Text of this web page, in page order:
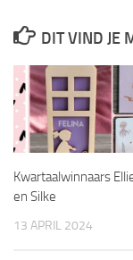
DIT VIND JE
Kwartaalwinnaars
en Silke
13 APRIL 2024